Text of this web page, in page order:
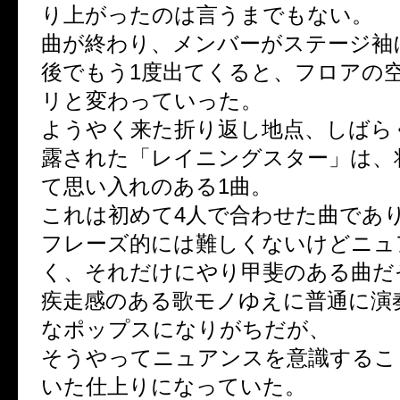
り上がったのは言うまでもない。
曲が終わり、メンバーがステージ
後でもう1度出てくると、フロアの
リと変わっていった。
ようやく来た折り返し地点、しば
露された「レイニングスター」は
て思い入れのある1曲。
これは初めて4人で合わせた曲であ
フレーズ的には難しくないけどニ
く、それだけにやり甲斐のある曲
疾走感のある歌モノゆえに普通に演
なポップスになりがちだが、
そうやってニュアンスを意識する
いた仕上りになっていた。